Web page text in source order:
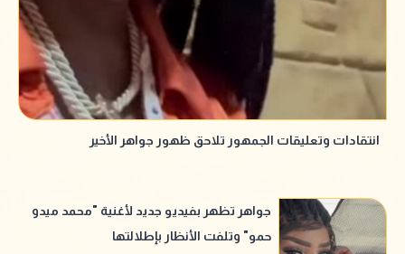
انتقادات وتعليقات الجمهور تلاحق ظهور جواهر الأخير
جواهر تظهر بفيديو جديد لأغنية "محمد ميدو
حمو" وتلفت الأنظار بإطلالتها